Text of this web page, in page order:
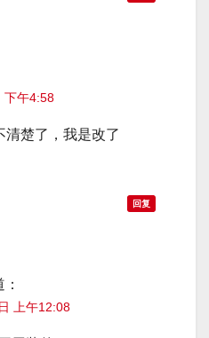
下午4:58
楚了，我是改了
回复
上午12:08